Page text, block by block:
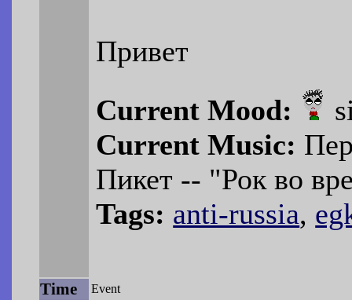
Привет
Current Mood:
Current Music:
Пикет -- "Рок во
Tags: anti-russia,
Time
Event